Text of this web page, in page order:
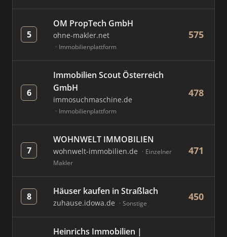
5
OM PropTech GmbH
ohne-makler.net
Immobilienplattform
575
6
Immobilien Scout Österreich
GmbH
immosuchmaschine.de
Immobilienplattform
478
7
WOHNWELT IMMOBILIEN
wohnwelt-immobilien.de
Einzelner
Makler
471
8 Häuser kaufen in Straßlach
zuhause.idowa.de Sonstige
450
Heinrichs Immobilien |